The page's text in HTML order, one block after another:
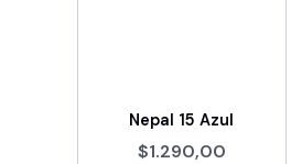
Nepal 15 Azul
$1.290,00